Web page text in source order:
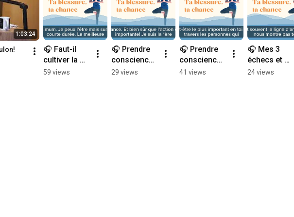
1:03:24
🎧 Faut-il
cultiver la
meilleure
59 views
🎧 Prendre
conscience
des
29 views
🎧 Prendre
conscience
des
41 views
🎧 Mes 3
échecs et
mes 3
24 views